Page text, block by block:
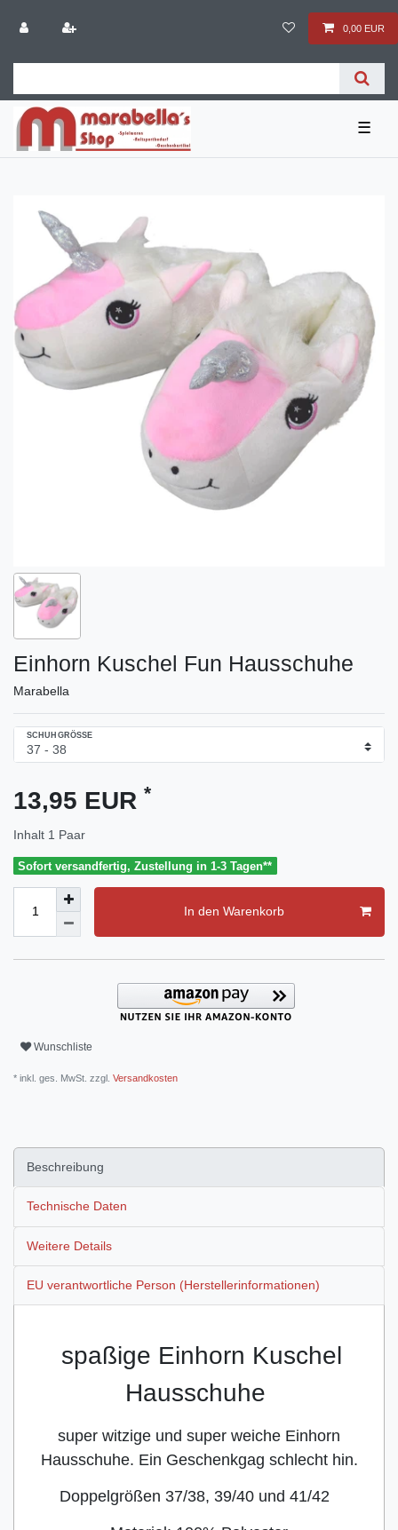
0,00 EUR
☰
Einhorn Kuschel Fun Hausschuhe
Marabella
SCHUHGRÖSSE
13,95 EUR *
Inhalt 1 Paar
Sofort versandfertig, Zustellung in 1-3 Tagen**
In den Warenkorb
Wunschliste
* inkl. ges. MwSt. zzgl. Versandkosten
Beschreibung
Technische Daten
Weitere Details
EU verantwortliche Person (Herstellerinformationen)
spaßige Einhorn Kuschel
Hausschuhe
super witzige und super weiche Einhorn
Hausschuhe. Ein Geschenkgag schlecht hin.
Doppelgrößen 37/38, 39/40 und 41/42